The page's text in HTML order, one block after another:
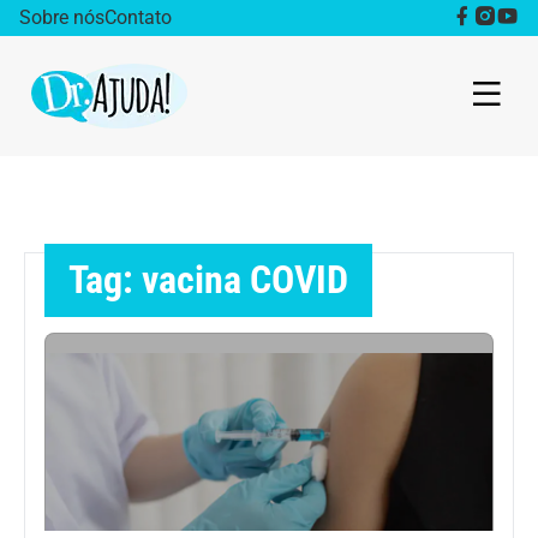
Sobre nósContato
Obesidade
Destaque
Vida Saudável
Saúde da mulher
Tag: vacina COVID